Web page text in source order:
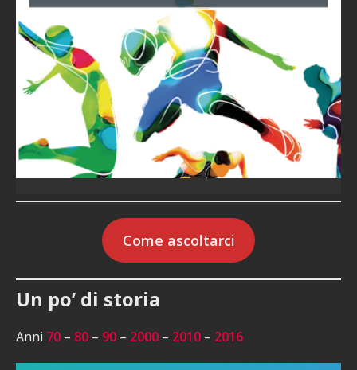
Come ascoltarci
Un po’ di storia
Anni 70 – 80 – 90 – 2000 – 2010 – 2016